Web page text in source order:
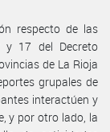
respecto de las
y 17 del Decreto
de La Rioja
grupales de
interactúen y
y por otro lado, la